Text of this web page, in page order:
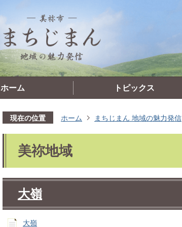
ホーム トピックス
現在の位置 ホーム まちじまん 地域の魅力発信
美祢地域
大嶺
大嶺